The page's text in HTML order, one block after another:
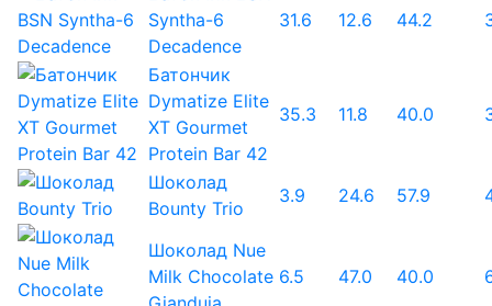
Syntha-6
Decadence
31.6 12.6 44.2
Батончик
Dymatize Elite
XT Gourmet
Protein Bar 42
35.3 11.8 40.0
Шоколад
Bounty Trio
3.9 24.6 57.9
Шоколад Nue
Milk Chocolate 6.5 47.0 40.0